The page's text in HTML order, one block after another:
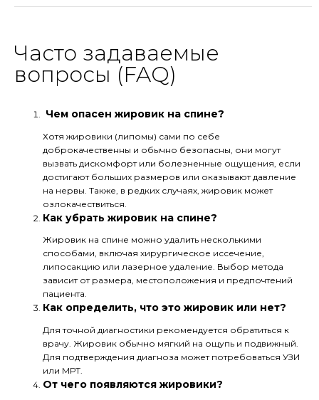
Часто задаваемые
вопросы (FAQ)
Чем опасен жировик на спине?
Хотя жировики (липомы) сами по себе
доброкачественны и обычно безопасны, они могут
вызвать дискомфорт или болезненные ощущения, если
достигают больших размеров или оказывают давление
на нервы. Также, в редких случаях, жировик может
озлокачествиться.
Как убрать жировик на спине?
Жировик на спине можно удалить несколькими
способами, включая хирургическое иссечение,
липосакцию или лазерное удаление. Выбор метода
зависит от размера, местоположения и предпочтений
пациента.
Как определить, что это жировик или нет?
Для точной диагностики рекомендуется обратиться к
врачу. Жировик обычно мягкий на ощупь и подвижный.
Для подтверждения диагноза может потребоваться УЗИ
или МРТ.
От чего появляются жировики?